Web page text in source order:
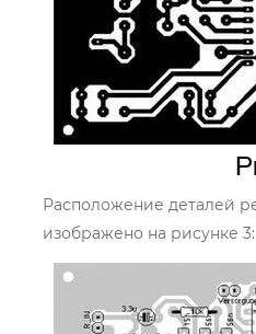
Расположение деталей
изображено на рисунке 3: